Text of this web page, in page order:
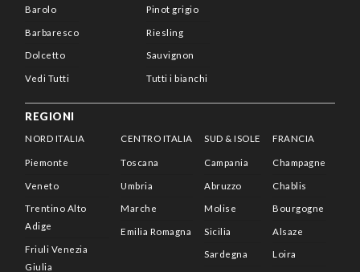
Barolo
Barbaresco
Dolcetto
Vedi Tutti
Pinot grigio
Riesling
Sauvignon
Tutti i bianchi
REGIONI
NORD ITALIA
Piemonte
Veneto
Trentino Alto
Adige
Friuli Venezia
Giulia
CENTRO ITALIA
Toscana
Umbria
Marche
Emilia Romagna
SUD & ISOLE
Campania
Abruzzo
Molise
Sicilia
Sardegna
FRANCIA
Champagne
Chablis
Bourgogne
Alsaze
Loira